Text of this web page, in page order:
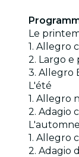
Le
1. Allegro
2. Largo e
3. Allegro
L'été
1. Allegro
2. Adagio
L'automne
1. Allegro
2. Adagio